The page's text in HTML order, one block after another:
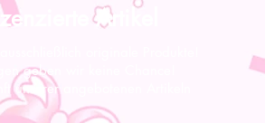
Artikel
originale Produkte!
geben wir keine Chance!
unserer angebotenen Artikeln